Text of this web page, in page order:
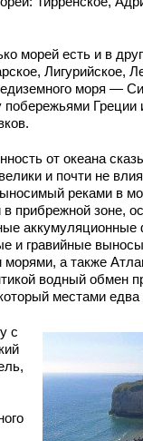
морей есть и в
Лигурийское,
моря —
Греции
от океана
и почти не
реками в
в прибрежной зоне,
и гравийные
а также
водный обмен
местами
с